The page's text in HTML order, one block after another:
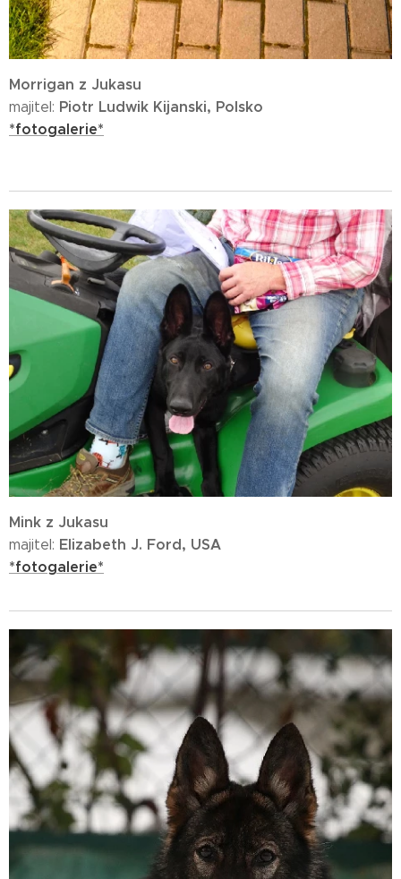
Morrigan z Jukasu
majitel: Piotr Ludwik Kijanski, Polsko
*fotogalerie*
Mink z Jukasu
majitel: Elizabeth J. Ford, USA
*fotogalerie*